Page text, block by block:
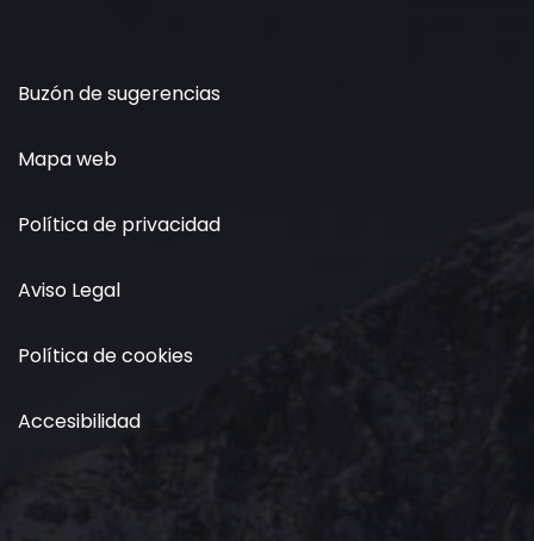
Buzón de sugerencias
Mapa web
Política de privacidad
Aviso Legal
Política de cookies
Accesibilidad